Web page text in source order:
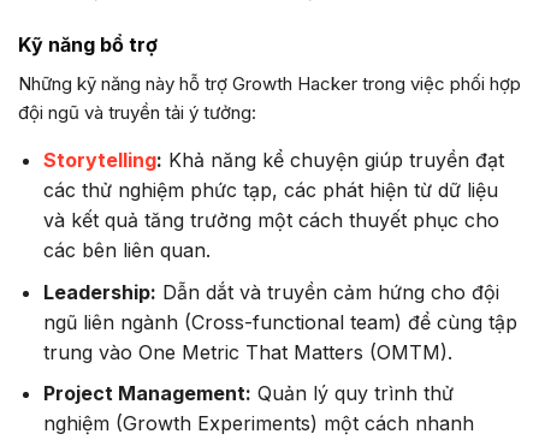
Kỹ năng bổ trợ
Những kỹ năng này hỗ trợ Growth Hacker trong việc phối hợp
đội ngũ và truyền tải ý tưởng:
Storytelling: Khả năng kể chuyện giúp truyền đạt
các thử nghiệm phức tạp, các phát hiện từ dữ liệu
và kết quả tăng trưởng một cách thuyết phục cho
các bên liên quan.
Leadership: Dẫn dắt và truyền cảm hứng cho đội
ngũ liên ngành (Cross-functional team) để cùng tập
trung vào One Metric That Matters (OMTM).
Project Management: Quản lý quy trình thử
nghiệm (Growth Experiments) một cách nhanh